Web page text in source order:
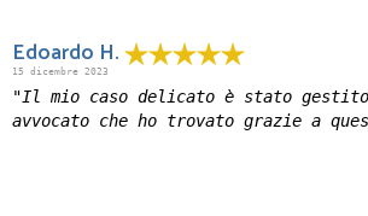
Edoardo H.
15 dicembre 2023
"Il mio caso delicato è stato
avvocato che ho trovato grazie a